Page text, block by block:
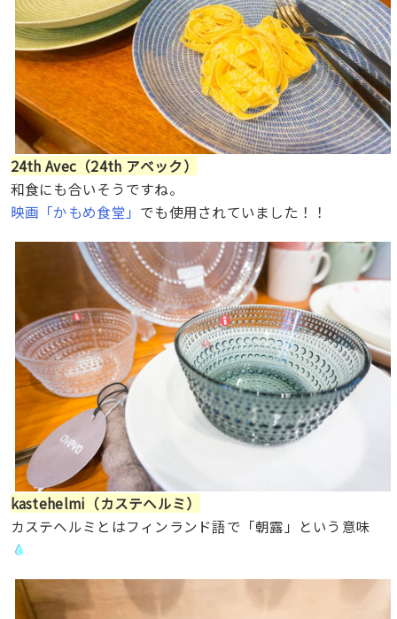
24th Avec（24th アベック）
和食にも合いそうですね。
映画「かもめ食堂」 でも使用されていました！！
kastehelmi（カステヘルミ）
カステヘルミとはフィンランド語で「朝露」という意味